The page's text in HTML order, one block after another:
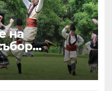
на
ще се
в Парка